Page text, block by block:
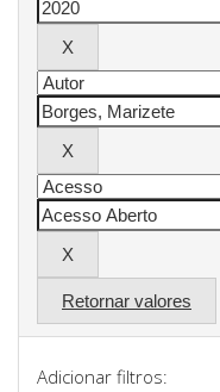
Retornar valores
Adicionar filtros: